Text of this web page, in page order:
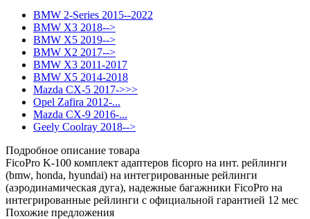
BMW 2-Series 2015--2022
BMW X3 2018-->
BMW X5 2019-->
BMW X2 2017-->
BMW X3 2011-2017
BMW X5 2014-2018
Mazda CX-5 2017->>>
Opel Zafira 2012-...
Mazda CX-9 2016-...
Geely Coolray 2018-->
Подробное описание товара
FicoPro K-100 комплект адаптеров ficopro на инт. рейлинги
(bmw, honda, hyundai) на интегрированные рейлинги
(аэродинамическая дуга), надежные багажники FicoPro на
интегрированные рейлинги с официальной гарантией 12 мес
Похожие предложения